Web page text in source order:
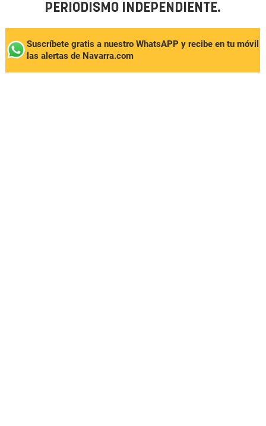
PERIODISMO INDEPENDIENTE.
Suscríbete gratis a nuestro WhatsAPP y recibe en tu móvil
las alertas de Navarra.com